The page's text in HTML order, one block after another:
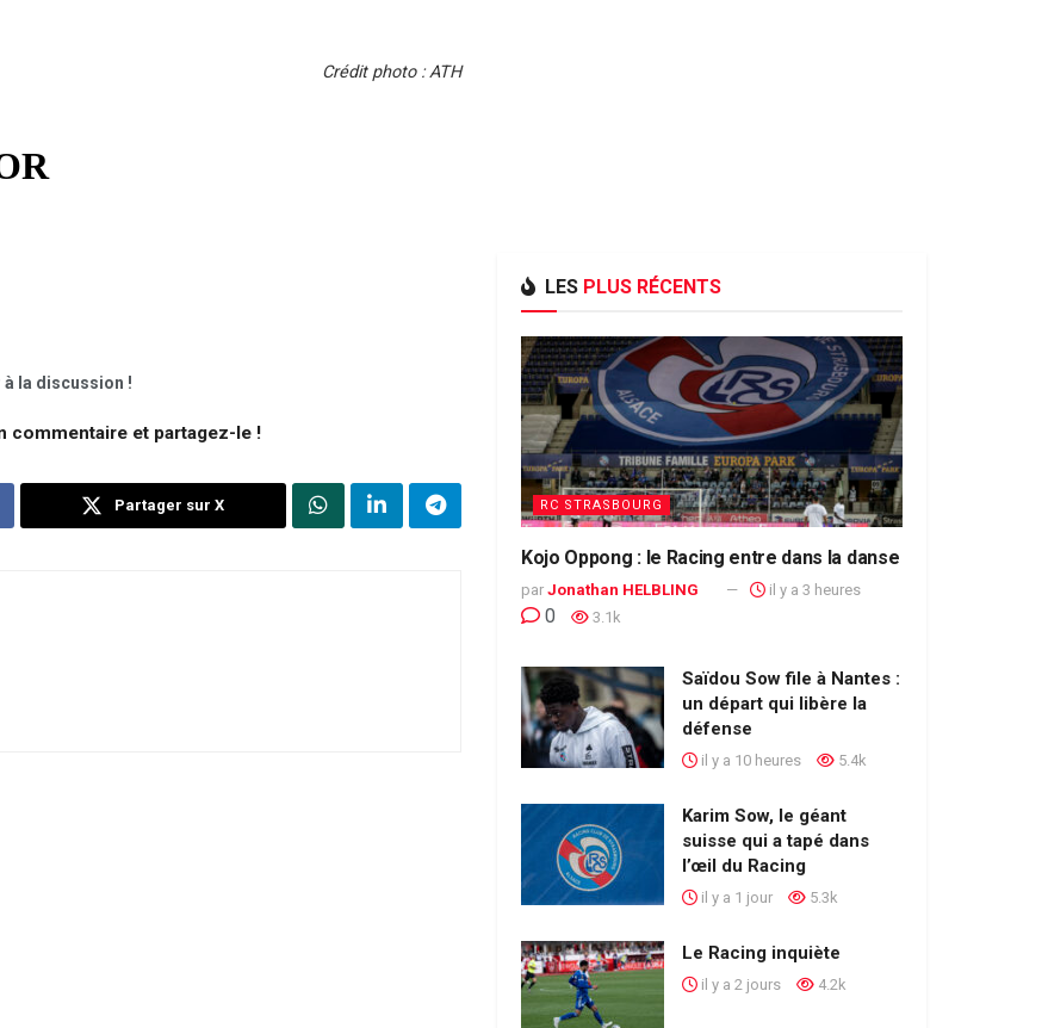
Crédit photo : ATH
la discussion !
commentaire et partagez-le !
Partager sur X
LES PLUS RÉCENTS
RC STRASBOURG
Kojo Oppong : le Racing entre dans la danse
par Jonathan HELBLING il y a 3 heures
0 3.1k
Saïdou Sow file à Nantes :
un départ qui libère la
défense
il y a 10 heures 5.4k
Karim Sow, le géant
suisse qui a tapé dans
l’œil du Racing
il y a 1 jour 5.3k
Le Racing inquiète
il y a 2 jours 4.2k